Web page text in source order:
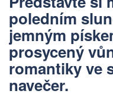
poledním
jemným
prosycený
romantiky ve
navečer.